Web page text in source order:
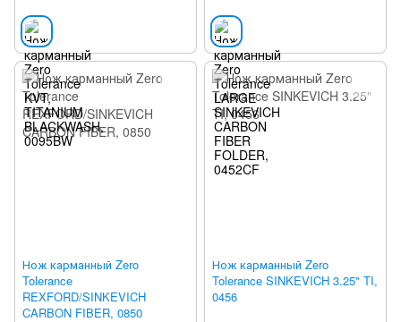
Нож карманный Zero
Tolerance
REXFORD/SINKEVICH
CARBON FIBER, 0850
Нож карманный Zero
Tolerance SINKEVICH 3.25" TI,
0456